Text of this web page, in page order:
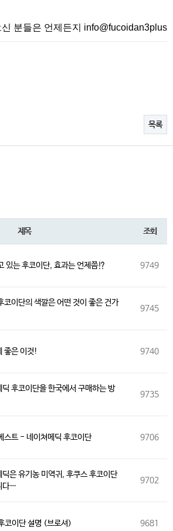
분들은 언제든지
목록
제목 조회
있는 후코이단, 효과는 언제쯤⁉️ 9749
이단의 색깔은 어떤 것이 좋은 건가
9745
좋은 이것! 9740
딕 후코이단을 한국에서 구매하는 방
9735
스트 - 네이쳐메딕 후코이단 9706
딕은 유기농 미역귀, 후쿠스 후코이단
다…
9702
코이단 설명 (브로셔) 9681